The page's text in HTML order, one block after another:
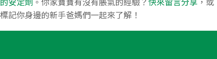
標記你身邊的新手爸媽們一起來了解！